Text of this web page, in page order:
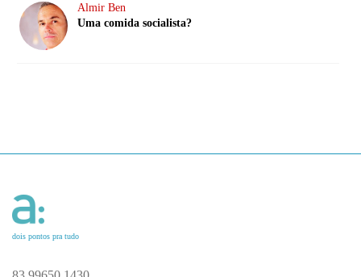
Almir Ben
Uma comida socialista?
dois pontos pra tudo